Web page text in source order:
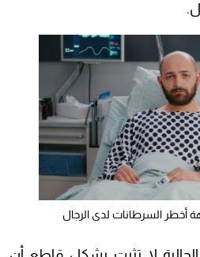
أخطر السرطانات لدى الرجال